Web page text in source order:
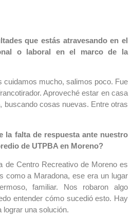
que estás atravesando en el
o laboral en el marco de la
cuidamos mucho, salimos poco. Fue
Aproveché estar en casa
buscando cosas nuevas. Entre otras
la falta de respuesta ante nuestro
de UTPBA en Moreno?
de Centro Recreativo de Moreno es
como a Maradona, ese era un lugar
familiar. Nos robaron algo
entender cómo sucedió esto. Hay
lograr una solución.